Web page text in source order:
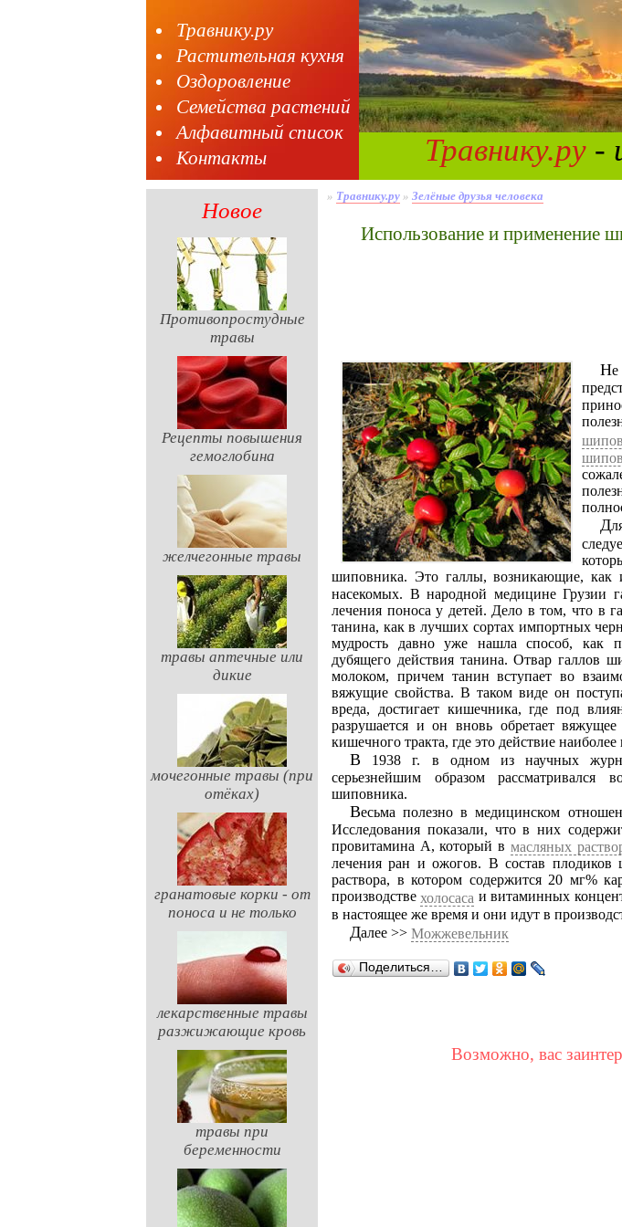
Травнику.ру
Растительная кухня
Оздоровление
Семейства растений
Алфавитный список
Контакты
Травнику.ру -
Новое
Противопростудные
травы
Рецепты повышения
гемоглобина
желчегонные травы
травы аптечные или
дикие
мочегонные травы (при
отёках)
гранатовые корки - от
поноса и не только
лекарственные травы
разжижающие кровь
травы при
беременности
» Травнику.ру » Зелёные друзья человека
Использование и применение
Не правда ли, трудно отыскать среди
шиповника. Это галлы, возникающие, как
насекомых. В народной медицине Грузии
лечения поноса у детей. Дело в том, что в
танина, как в лучших сортах импортных
мудрость давно уже нашла способ, как
дубящего действия танина. Отвар галлов
молоком, причем танин вступает во
вяжущие свойства. В таком виде он
вреда, достигает кишечника, где под
разрушается и он вновь обретает
кишечного тракта, где это действие
В 1938 г. в одном из научных журналов появилась статья, в которой самым
серьезнейшим образом
шиповника.
Весьма полезно в медицинском отношении масло из плодиков-орешков шиповника.
Исследования показали, что в них
провитамина А, который в масляных
лечения ран и ожогов. В состав плодиков
раствора, в котором содержится 20 мг%
производствехолосаса и витаминных
в настоящее же время и они идут в
Далее >> Можжевельник
Поделиться…
Возможно, вас